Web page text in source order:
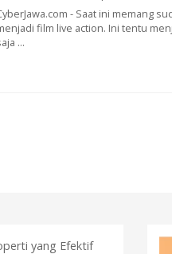
- Saat ini memang
film live action. Ini tentu
...
yang Efektif